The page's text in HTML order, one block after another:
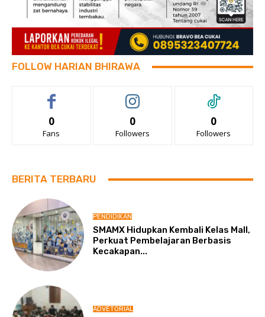
FOLLOW HARIAN BHIRAWA
0
Fans
0
Followers
0
Followers
BERITA TERBARU
PENDIDIKAN
SMAMX Hidupkan Kembali Kelas Mall,
Perkuat Pembelajaran Berbasis
Kecakapan...
ADVETORIAL